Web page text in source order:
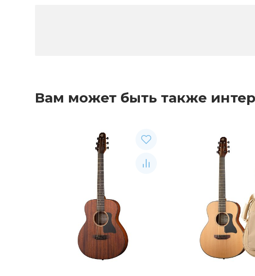
Вам может быть также